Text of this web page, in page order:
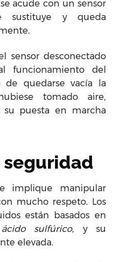
acude con un sensor
sustituye y queda
sensor desconectado
funcionamiento del
quedarse vacía la
tomado aire,
su puesta en marcha
seguridad
implique manipular
mucho respeto. Los
están basados en
ácido sulfúrico, y su
elevada.